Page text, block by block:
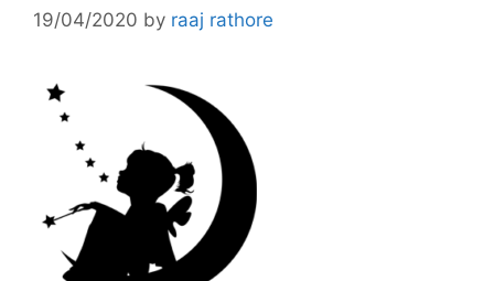
19/04/2020 by raaj rathore